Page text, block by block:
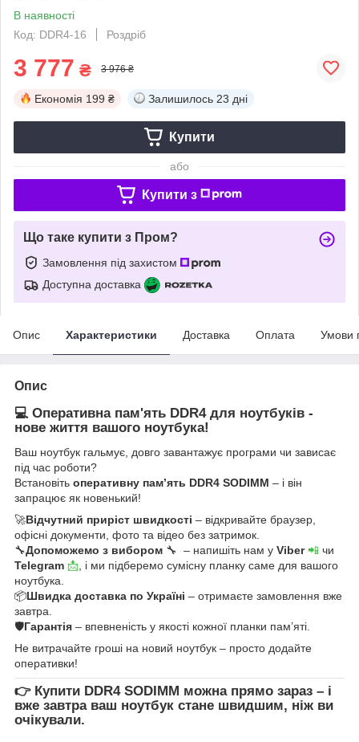
В наявності
Код: DDR4-16
Роздріб
3 777 ₴ 3 976 ₴
Економія 199 ₴ Залишилось 23 дні
Купити
або
Купити з
Що таке купити з Пром?
Замовлення під захистом
Доступна доставка
Опис Характеристики Доставка Оплата Умови
Опис
💻 Оперативна пам'ять DDR4 для ноутбуків -
нове життя вашого ноутбука!
Ваш ноутбук гальмує, довго завантажує програми чи зависає
під час роботи?
Встановіть оперативну пам’ять DDR4 SODIMM – і він
запрацює як новенький!
🚀Відчутний приріст швидкості – відкривайте браузер,
офісні документи, фото та відео без затримок.
🔧Допоможемо з вибором 🔧 – напишіть нам у Viber📲 чи
Telegram 📩 , і ми підберемо сумісну планку саме для вашого
ноутбука.
📦Швидка доставка по Україні – отримаєте замовлення вже
завтра.
🛡Гарантія – впевненість у якості кожної планки пам’яті.
Не витрачайте гроші на новий ноутбук – просто додайте
оперативки!
👉 Купити DDR4 SODIMM можна прямо зараз – і
вже завтра ваш ноутбук стане швидшим, ніж ви
очікували.